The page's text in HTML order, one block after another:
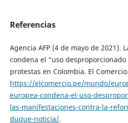
Referencias
Agencia AFP (4 de mayo de 2021).
condena el “uso
protestas en Colombia. El Comercio.
https://elcomercio.pe/mundo/
europea-condena-el-uso-
las-manifestaciones-contra-la-
duque-noticia/.